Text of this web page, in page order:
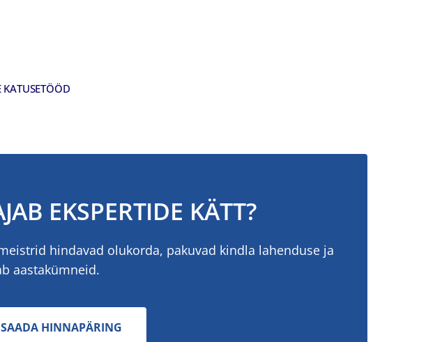
EKSPERTIDE KÄTT?
hindavad olukorda, pakuvad kindla lahenduse ja
aastakümneid.
HINNAPÄRING